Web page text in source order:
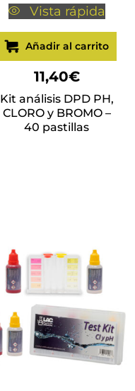
Vista rápida
Añadir al carrito
11,40€
Kit análisis DPD PH,
CLORO y BROMO –
40 pastillas